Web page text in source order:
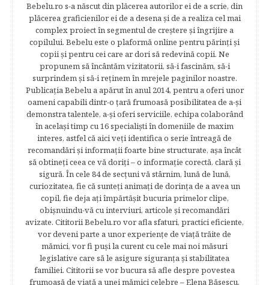
Bebelu.ro s-a născut din plăcerea autorilor ei de a scrie, din
plăcerea graficienilor ei de a desena şi de a realiza cel mai
complex proiect în segmentul de creştere şi îngrijire a
copilului. Bebelu este o plaformă online pentru părinţi şi
copii şi pentru cei care ar dori să redevină copii. Ne
propunem să încântăm vizitatorii, să-i fascinăm, să-i
surprindem şi să-i reţinem în mrejele paginilor noastre.​
Publicația Bebelu a apărut în anul 2014, pentru a oferi unor
oameni capabili dintr-o ţară frumoasă posibilitatea de a-şi
demonstra talentele, a-şi oferi serviciile, echipa colaborând
în acelaşi timp cu 16 specialişti în domeniile de maxim
interes, astfel că aici veţi identifica o serie întreagă de
recomandări şi informaţii foarte bine structurate, aşa încât
să obtineţi ceea ce vă doriţi – o informaţie corectă, clară şi
sigură. În cele 84 de secțuni vă stârnim, lună de lună,
curiozitatea, fie că sunteţi animaţi de dorinţa de a avea un
copil, fie deja aţi împărtăşit bucuria primelor clipe,
obişnuindu-vă cu interviuri, articole şi recomandări
avizate. Cititorii Bebelu.ro vor afla sfaturi, practici eficiente,
vor deveni parte a unor experienţe de viaţă trăite de
mămici, vor fi puşi la curent cu cele mai noi măsuri
legislative care să le asigure siguranţa şi stabilitatea
familiei. Cititorii se vor bucura să afle despre povestea
frumoasă de viață a unei mămici celebre – Elena Băsescu,